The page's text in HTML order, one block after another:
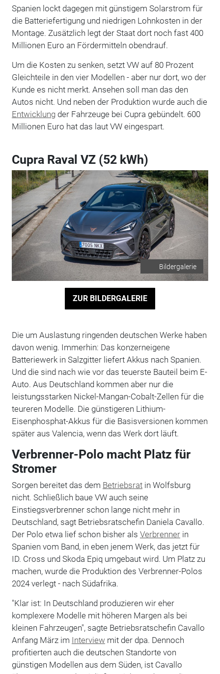
Spanien lockt dagegen mit günstigem Solarstrom für
die Batteriefertigung und niedrigen Lohnkosten in der
Montage. Zusätzlich legt der Staat dort noch fast 400
Millionen Euro an Fördermitteln obendrauf.
Um die Kosten zu senken, setzt VW auf 80 Prozent
Gleichteile in den vier Modellen - aber nur dort, wo der
Kunde es nicht merkt. Ansehen soll man das den
Autos nicht. Und neben der Produktion wurde auch die
Entwicklungder Fahrzeuge bei Cupra gebündelt. 600
Millionen Euro hat das laut VW eingespart.
Cupra Raval VZ (52 kWh)
Bildergalerie
ZUR BILDERGALERIE
Die um Auslastung ringenden deutschen Werke haben
davon wenig. Immerhin: Das konzerneigene
Batteriewerk in Salzgitter liefert Akkus nach Spanien.
Und die sind nach wie vor das teuerste Bauteil beim E-
Auto. Aus Deutschland kommen aber nur die
leistungsstarken Nickel-Mangan-Cobalt-Zellen für die
teureren Modelle. Die günstigeren Lithium-
Eisenphosphat-Akkus für die Basisversionen kommen
später aus Valencia, wenn das Werk dort läuft.
Verbrenner-Polo macht Platz für
Stromer
Sorgen bereitet das dem Betriebsratin Wolfsburg
nicht. Schließlich baue VW auch seine
Einstiegsverbrenner schon lange nicht mehr in
Deutschland, sagt Betriebsratschefin Daniela Cavallo.
Der Polo etwa lief schon bisher als Verbrennerin
Spanien vom Band, in eben jenem Werk, das jetzt für
ID. Cross und Skoda Epiq umgebaut wird. Um Platz zu
machen, wurde die Produktion des Verbrenner-Polos
2024 verlegt - nach Südafrika.
"Klar ist: In Deutschland produzieren wir eher
komplexere Modelle mit höheren Margen als bei
kleinen Fahrzeugen", sagte Betriebsratschefin Cavallo
Anfang März im Interview mit der dpa. Dennoch
profitierten auch die deutschen Standorte von
günstigen Modellen aus dem Süden, ist Cavallo